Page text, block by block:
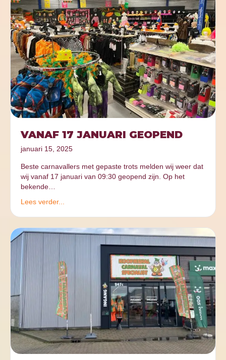
VANAF 17 JANUARI GEOPEND
januari 15, 2025
Beste carnavallers met gepaste trots melden wij weer dat
wij vanaf 17 januari van 09:30 geopend zijn. Op het
bekende…
Lees verder...